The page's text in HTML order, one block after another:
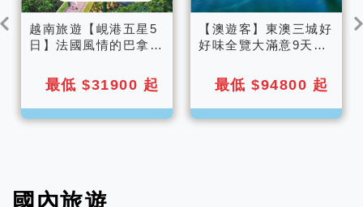
越南旅遊【峴港五星5
日】法國風情的巴拿山
南島竹桶船.夜遊會安
燈籠古鎮
最低 $31900 起
【澳遊客】東澳三城好
好味全覽大滿意9天
最低 $94800 起
國內旅遊